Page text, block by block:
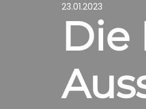
23.01.2023
Die